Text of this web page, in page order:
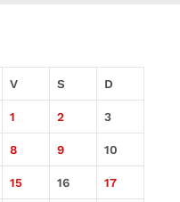
V S D
1 2 3
8 9 10
15 16 17